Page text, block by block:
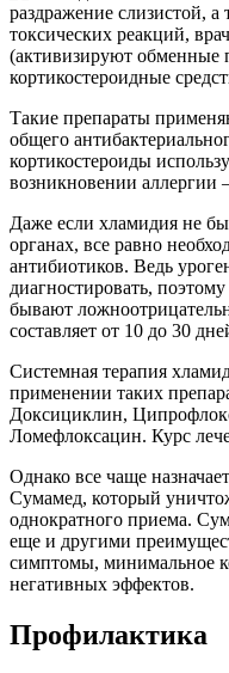
раздражение слизистой, а
токсических реакций,
(активизируют обменные
кортикостероидные
Такие препараты
общего
кортикостероиды
возникновении аллергии
Даже если хламидия не
органах, все равно
антибиотиков. Ведь
диагностировать,
бывают
составляет от 10 до 30
Системная терапия
применении таких
Доксициклин,
Ломефлоксацин. Курс
Однако все чаще
Сумамед, который
однократного приема.
еще и другими
симптомы, минимальное
негативных эффектов.
Профилактика